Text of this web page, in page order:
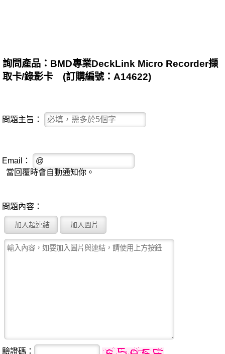
詢問產品：BMD專業DeckLink Micro Recorder擷
取卡/錄影卡 (訂購編號：A14622)
問題主旨：
Email：
當回覆時會自動通知你。
問題內容：
驗證碼：